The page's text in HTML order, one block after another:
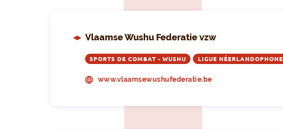
Vlaamse Wushu Federatie vzw
SPORTS DE COMBAT - WUSHU LIGUE NÉERLANDOPHONE
www.vlaamsewushufederatie.be